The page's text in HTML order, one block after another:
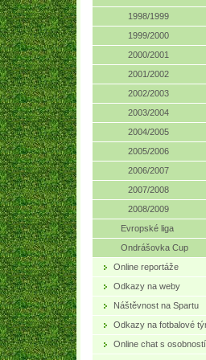
1998/1999
1999/2000
2000/2001
2001/2002
2002/2003
2003/2004
2004/2005
2005/2006
2006/2007
2007/2008
2008/2009
Evropské liga
Ondrášovka Cup
Online reportáže
Odkazy na weby
Náštěvnost na Spartu
Odkazy na fotbalové
Online chat s osobností